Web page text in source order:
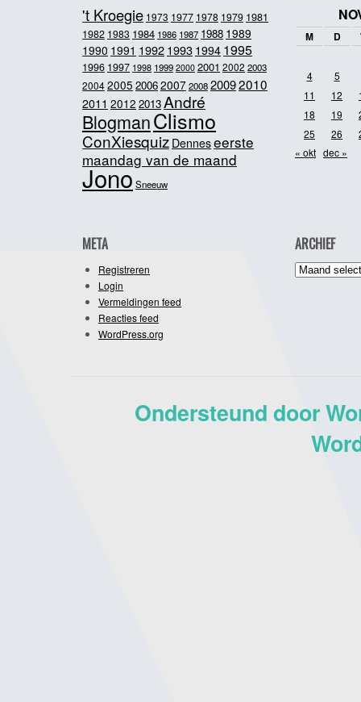
't Kroegie 1973 1977 1978 1979 1981
1982 1983 1984 1986 1987 1988 1989
1990 1991 19921993 1994 1995
1996 1997 1998 1999 2000 2001 2002 2003
20042005 20062007200820092010
2011 2012 2013André
BlogmanClismo
ConXiesquiz Denneseerste
maandag van de maand
JonoSneeuw
M D
4
5
11
12
18
19
25
26
« okt dec »
META
Registreren
Login
Vermeldingen feed
Reacties feed
WordPress.org
ARCHIEF
Archief
Ondersteund door